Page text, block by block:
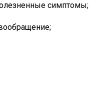
симптомы;